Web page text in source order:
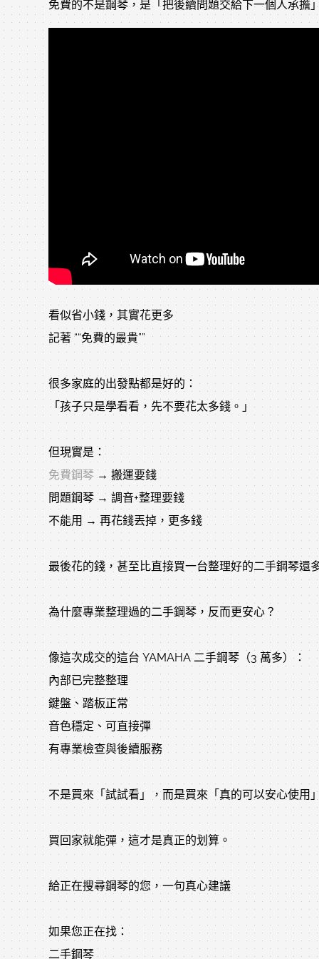
免費的不是鋼琴，是「把後續問題交給下一個人承擔
看似省小錢，其實花更多
記著 ““免費的最貴””
很多家庭的出發點都是好的：
「孩子只是學看看，先不要花太多錢。」
但現實是：
免費鋼琴 → 搬運要錢
問題鋼琴 → 調音+整理要錢
不能用 → 再花錢丟掉，更多錢
最後花的錢，甚至比直接買一台整理好的二手鋼琴還
為什麼專業整理過的二手鋼琴，反而更安心？
像這次成交的這台 YAMAHA 二手鋼琴（3 萬多）：
內部已完整整理
鍵盤、踏板正常
音色穩定、可直接彈
有專業檢查與後續服務
不是買來「試試看」，而是買來「真的可以安心使用
買回家就能彈，這才是真正的划算。
給正在搜尋鋼琴的您，一句真心建議
如果您正在找：
二手鋼琴